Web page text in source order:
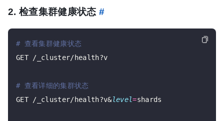
2. 检查集群健康状态 #
# 查看集群健康状态
GET /_cluster/health?v
# 查看详细的集群状态
GET /_cluster/health?v&level=shards